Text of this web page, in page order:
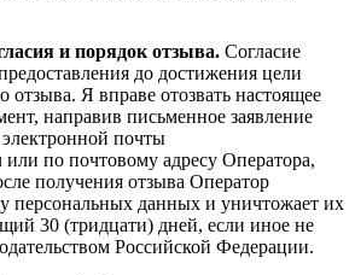
и порядок отзыва. Согласие
до достижения цели
отзыва. Я вправе отозвать настоящее
направив письменное заявление
почты
или по почтовому адресу Оператора,
получения отзыва Оператор
персональных данных и уничтожает их
30 (тридцати) дней, если иное не
Российской Федерации.